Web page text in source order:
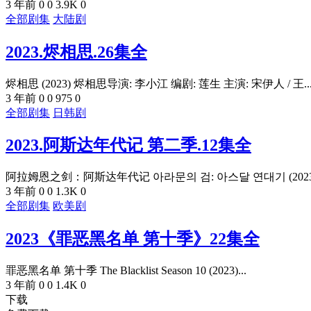
3 年前 0 0 3.9K 0
全部剧集 大陆剧
2023.烬相思.26集全
烬相思 (2023) 烬相思导演: 李小江 编剧: 莲生 主演: 宋伊人 / 王...
3 年前 0 0 975 0
全部剧集 日韩剧
2023.阿斯达年代记 第二季.12集全
阿拉姆恩之剑：阿斯达年代记 아라문의 검: 아스달 연대기
3 年前 0 0 1.3K 0
全部剧集 欧美剧
2023《罪恶黑名单 第十季》22集全
罪恶黑名单 第十季 The Blacklist Season 10 (2023)...
3 年前 0 0 1.4K 0
下载